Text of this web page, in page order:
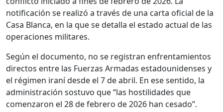
notificación se realizó a través de una carta oficial de la
Casa Blanca, en la que se detalla el estado actual de las
operaciones militares.
Según el documento, no se registran enfrentamientos
directos entre las Fuerzas Armadas estadounidenses y
el régimen iraní desde el 7 de abril. En ese sentido, la
administración sostuvo que “las hostilidades que
comenzaron el 28 de febrero de 2026 han cesado”.